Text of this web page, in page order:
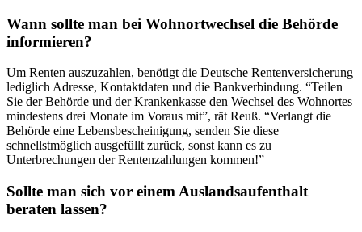
Wann sollte man bei Wohnortwechsel die Behörde
informieren?
Um Renten auszuzahlen, benötigt die Deutsche Rentenversicherung
lediglich Adresse, Kontaktdaten und die Bankverbindung. “Teilen
Sie der Behörde und der Krankenkasse den Wechsel des Wohnortes
mindestens drei Monate im Voraus mit”, rät Reuß. “Verlangt die
Behörde eine Lebensbescheinigung, senden Sie diese
schnellstmöglich ausgefüllt zurück, sonst kann es zu
Unterbrechungen der Rentenzahlungen kommen!”
Sollte man sich vor einem Auslandsaufenthalt
beraten lassen?